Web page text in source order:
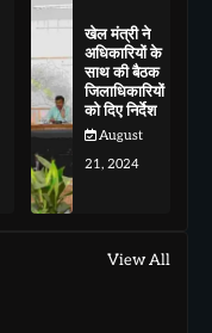
खेल मंत्री ने
अधिकारियों के
साथ की बैठक
जिलाधिकारियों
को दिए निर्देश
August
21, 2024
View All